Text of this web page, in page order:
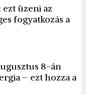
üzeni az
fogyatkozás a
8-án
– ezt hozza a